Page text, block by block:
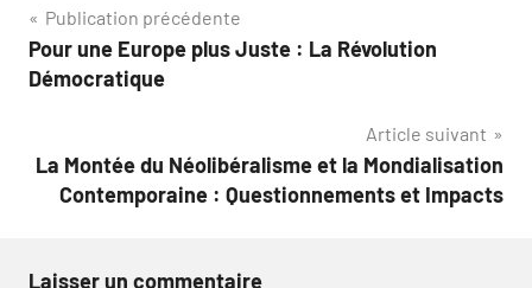
Navigation
de
Publication précédente
Pour une Europe plus Juste : La Révolution
Démocratique
Article suivant
La Montée du Néolibéralisme et la Mondialisation
Contemporaine : Questionnements et Impacts
Laisser un commentaire